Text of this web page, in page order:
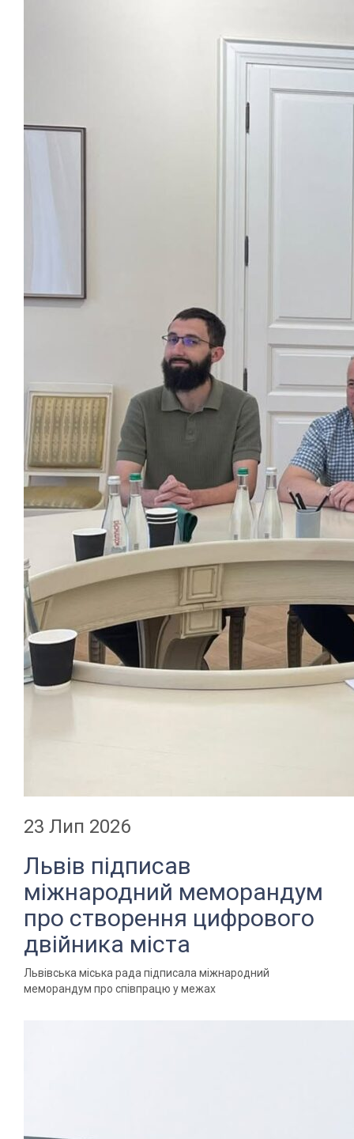
23 Лип 2026
Львів підписав
міжнародний меморандум
про створення цифрового
двійника міста
Львівська міська рада підписала міжнародний
меморандум про співпрацю у межах